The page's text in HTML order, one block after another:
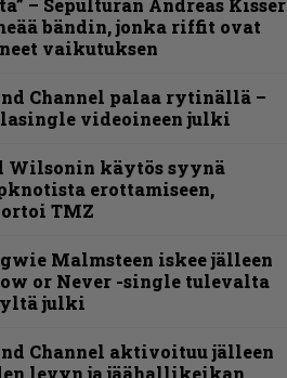
– Sepulturan Andreas Kisser
bändin, jonka riffit ovat
vaikutuksen
Channel palaa rytinällä –
videoineen julki
Wilsonin käytös syynä
erottamiseen,
TMZ
Malmsteen iskee jälleen
or Never -single tulevalta
julki
Channel aktivoituu jälleen
levyn ja jäähallikeikan